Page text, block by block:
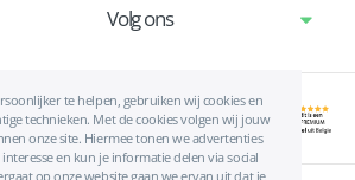
te helpen, gebruiken wij cookies en
technieken. Met de cookies volgen wij jouw
onze site. Hiermee tonen we advertenties
en kun je informatie delen via social
op onze website gaan we ervan uit dat je
Volg ons